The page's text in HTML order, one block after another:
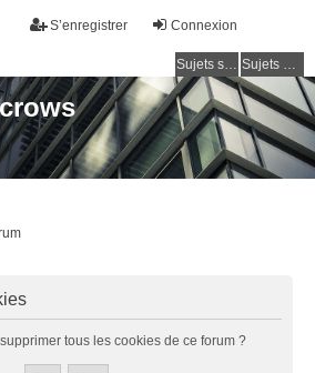
Connexion
S’enregistrer
Sujets sans réponse Sujets actifs
tous les cookies de ce forum ?